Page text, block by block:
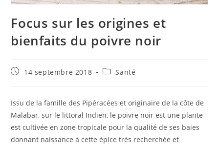
Focus sur les origines et
bienfaits du poivre noir
Publication
14 septembre 2018
PostSanté
Issu de la famille des Pipéracées et originaire de la côte de
Malabar, sur le littoral Indien, le poivre noir est une plante
est cultivée en zone tropicale pour la qualité de ses baies
donnant naissance à cette épice très recherchée et